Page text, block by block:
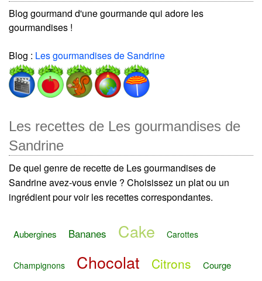
Blog gourmand d'une gourmande qui adore les
gourmandises !
Blog : Les gourmandises de Sandrine
Les recettes de Les gourmandises de
Sandrine
De quel genre de recette de Les gourmandises de
Sandrine avez-vous envie ? Choisissez un plat ou un
ingrédient pour voir les recettes correspondantes.
Aubergines Bananes Cake Carottes
Champignons Chocolat Citrons Courge